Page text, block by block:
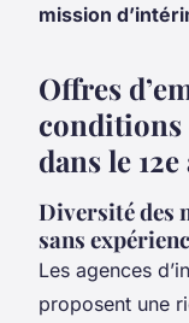
mission
Offres
conditions
dans le
Diversité des
sans
Les agences
proposent une